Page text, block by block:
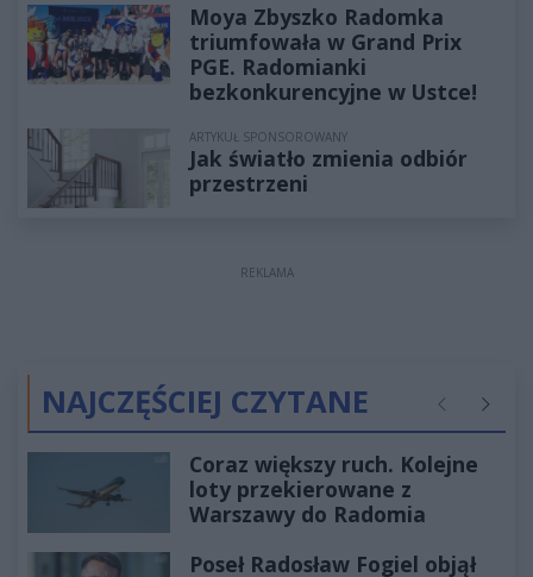
Moya Zbyszko Radomka
triumfowała w Grand Prix
PGE. Radomianki
bezkonkurencyjne w Ustce!
ARTYKUŁ SPONSOROWANY
Jak światło zmienia odbiór
przestrzeni
REKLAMA
NAJCZĘŚCIEJ CZYTANE Poprzednie
Coraz większy ruch. Kolejne
loty przekierowane z
Warszawy do Radomia
Poseł Radosław Fogiel objął